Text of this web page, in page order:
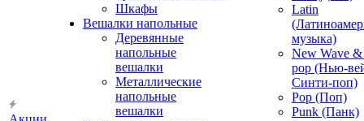
Шкафы
Вешалки напольные
Деревянные
напольные
вешалки
Металлические
напольные
вешалки
Latin
музыка)
New Wave
pop (Нью-
Синти-поп)
Pop (Поп)
Punk (Панк)